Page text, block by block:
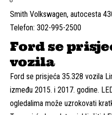
Smith Volkswagen, autocesta
Telefon: 302-995-2500
Ford se
vozila
Ford se prisjeća 35.328 vozila
između 2015. i 2017. godine.
ogledalima može uzrokovati